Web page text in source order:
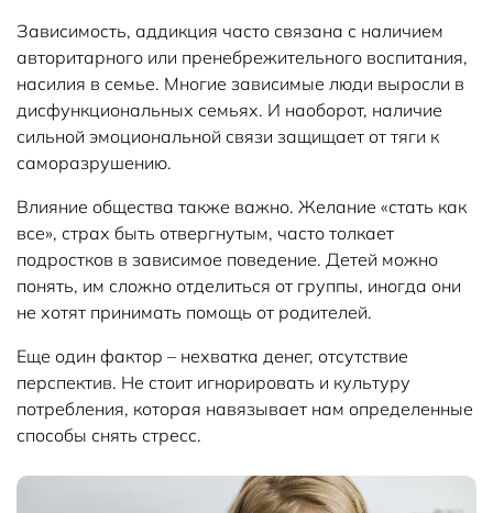
Зависимость, аддикция часто связана с наличием
авторитарного или пренебрежительного воспитания,
насилия в семье. Многие зависимые люди выросли в
дисфункциональных семьях. И наоборот, наличие
сильной эмоциональной связи защищает от тяги к
саморазрушению.
Влияние общества также важно. Желание «стать как
все», страх быть отвергнутым, часто толкает
подростков в зависимое поведение. Детей можно
понять, им сложно отделиться от группы, иногда они
не хотят принимать помощь от родителей.
Еще один фактор – нехватка денег, отсутствие
перспектив. Не стоит игнорировать и культуру
потребления, которая навязывает нам определенные
способы снять стресс.